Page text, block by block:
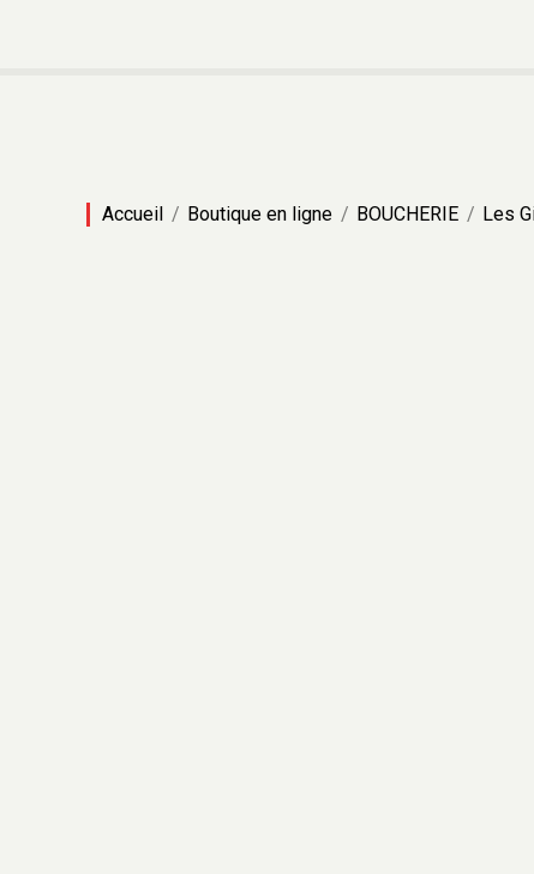
Accueil Boutique en ligne BOUCHERIE Les